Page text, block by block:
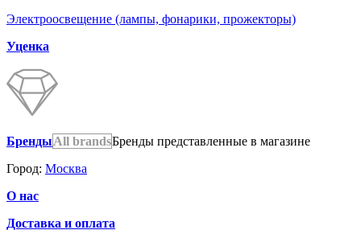
Электроосвещение (лампы, фонарики, прожекторы)
Уценка
БрендыAll brandsБренды представленные в магазине
Город: Москва
О нас
Доставка и оплата